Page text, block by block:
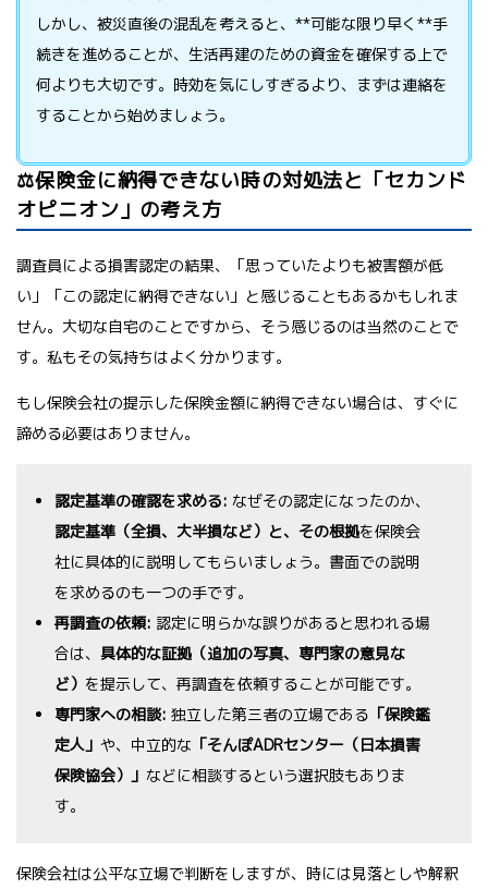
しかし、被災直後の混乱を考えると、**可能な限り早く**手
続きを進めることが、生活再建のための資金を確保する上で
何よりも大切です。時効を気にしすぎるより、まずは連絡を
することから始めましょう。
⚖️保険金に納得できない時の対処法と「セカンド
オピニオン」の考え方
調査員による損害認定の結果、「思っていたよりも被害額が低
い」「この認定に納得できない」と感じることもあるかもしれま
せん。大切な自宅のことですから、そう感じるのは当然のことで
す。私もその気持ちはよく分かります。
もし保険会社の提示した保険金額に納得できない場合は、すぐに
諦める必要はありません。
認定基準の確認を求める: なぜその認定になったのか、
認定基準（全損、大半損など）と、その根拠を保険会
社に具体的に説明してもらいましょう。書面での説明
を求めるのも一つの手です。
再調査の依頼: 認定に明らかな誤りがあると思われる場
合は、 具体的な証拠（追加の写真、専門家の意見な
ど） を提示して、再調査を依頼することが可能です。
専門家への相談: 独立した第三者の立場である 「保険鑑
定人」 や、中立的な 「そんぽADRセンター（日本損害
保険協会）」 などに相談するという選択肢もありま
す。
保険会社は公平な立場で判断をしますが、時には見落としや解釈